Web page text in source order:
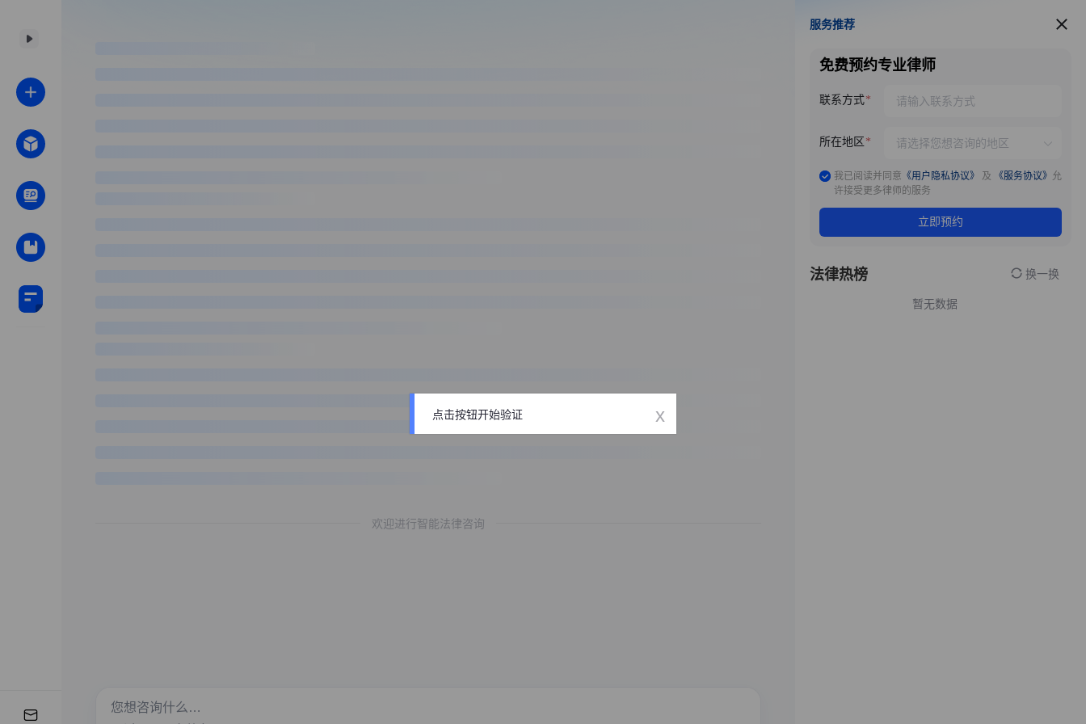
欢迎进行智能法律咨询
服务推荐
服务推荐
免费预约专业律师
联系方式
所在地区
我已阅读并同意 《用户隐私协议》 及 《服务协议》 允
许接受更多律师的服务
立即预约
法律热榜 换一换
暂无数据
点击按钮开始验证 x